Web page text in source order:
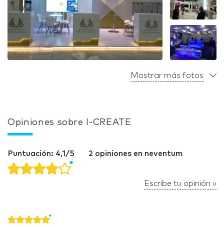
Mostrar más fotos
Opiniones sobre I-CREATE
Puntuación: 4,1/5 2 opiniones en neventum
Escribe tu opinión »